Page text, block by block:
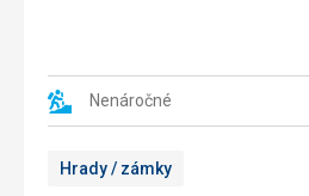
Nenáročné
Hrady / zámky
(civilní
vojenskou).
postaven
Archeologické
průzkumy
prokázaly,